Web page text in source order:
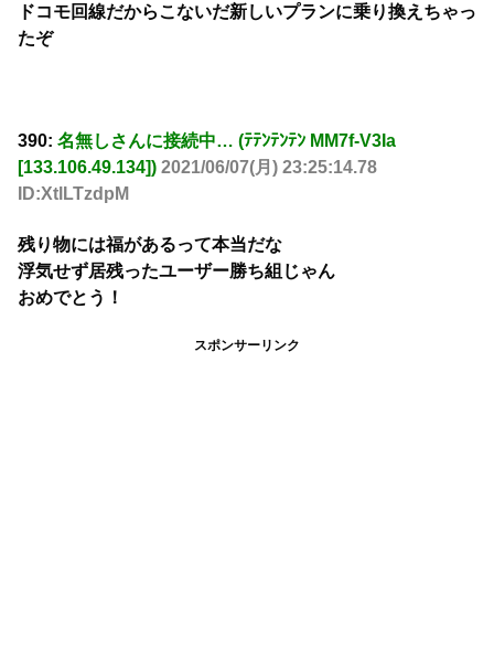
ドコモ回線だからこないだ新しいプランに乗り換えちゃっ
たぞ
390: 名無しさんに接続中… (ﾃﾃﾝﾃﾝﾃﾝ MM7f-V3Ia
[133.106.49.134]) 2021/06/07(月) 23:25:14.78
ID:XtlLTzdpM
残り物には福があるって本当だな
浮気せず居残ったユーザー勝ち組じゃん
おめでとう！
スポンサーリンク